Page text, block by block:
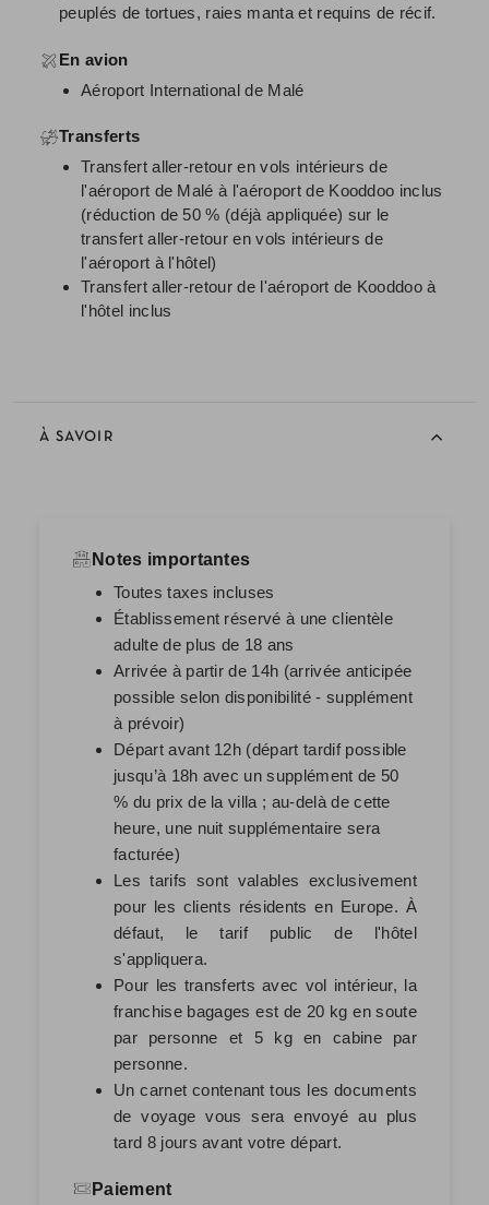
peuplés de tortues, raies manta et requins de récif.
En avion
Aéroport International de Malé
Transferts
Transfert aller-retour en vols intérieurs de
l'aéroport de Malé à l'aéroport de Kooddoo inclus
(réduction de 50 % (déjà appliquée) sur le
transfert aller-retour en vols intérieurs de
l'aéroport à l'hôtel)
Transfert aller-retour de l'aéroport de Kooddoo à
l'hôtel inclus
À SAVOIR
Notes importantes
Toutes taxes incluses
Établissement réservé à une clientèle
adulte de plus de 18 ans
Arrivée à partir de 14h (arrivée anticipée
possible selon disponibilité - supplément
à prévoir)
Départ avant 12h (départ tardif possible
jusqu’à 18h avec un supplément de 50
% du prix de la villa ; au-delà de cette
heure, une nuit supplémentaire sera
facturée)
Les tarifs sont valables exclusivement
pour les clients résidents en Europe. À
défaut, le tarif public de l'hôtel
s'appliquera.
Pour les transferts avec vol intérieur, la
franchise bagages est de 20 kg en soute
par personne et 5 kg en cabine par
personne.
Un carnet contenant tous les documents
de voyage vous sera envoyé au plus
tard 8 jours avant votre départ.
Paiement